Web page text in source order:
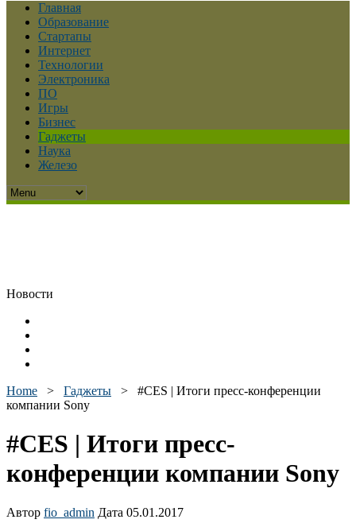
Главная
Образование
Стартапы
Интернет
Технологии
Электроника
ПО
Игры
Бизнес
Гаджеты
Наука
Железо
Новости
Home > Гаджеты > #CES | Итоги пресс-конференции
компании Sony
#CES | Итоги пресс-
конференции компании Sony
Автор fio_admin Дата 05.01.2017